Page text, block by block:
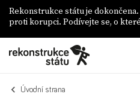
Rekonstrukce státu je
proti korupci. Podívejte se, o
Úvodní strana